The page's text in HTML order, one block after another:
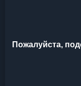
Пожалуйста,